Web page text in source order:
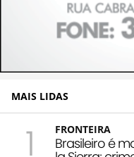
MAIS LIDAS
1 FRONTEIRA
Brasileiro é